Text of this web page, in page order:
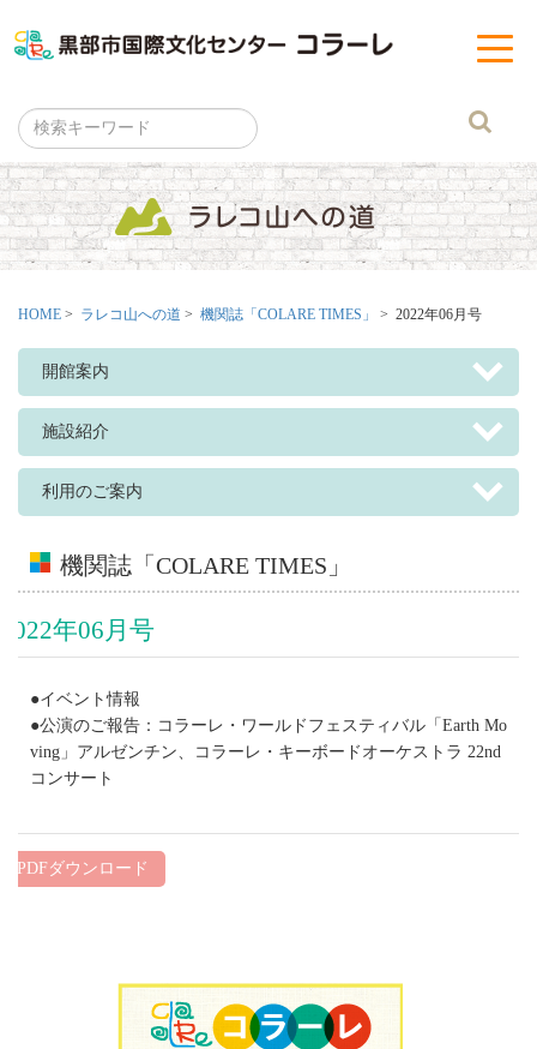
黒部
t
o
v
i
g
a
t
i
o
HOME > ラレコ山への道 > 機関誌「COLARE TIMES」 > 2022年06月号
開館案内
施設紹介
利用のご案内
機関誌「COLARE TIMES」
2022年06月号
●イベント情報
●公演のご報告：コラーレ・ワールドフェスティバル「Earth Mo
ving」アルゼンチン、コラーレ・キーボードオーケストラ 22nd
コンサート
PDFダウンロード